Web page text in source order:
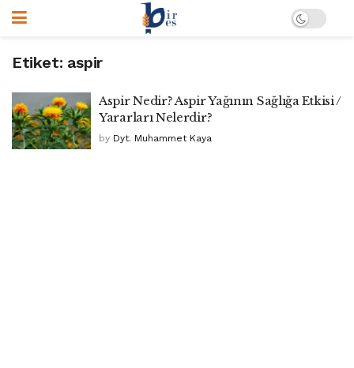
Etiket: aspir
Aspir Nedir? Aspir Yağının Sağlığa Etkisi /
Yararları Nelerdir?
by Dyt. Muhammet Kaya